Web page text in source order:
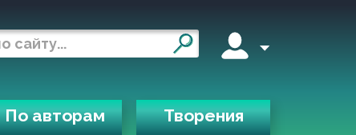
По авторам Творения